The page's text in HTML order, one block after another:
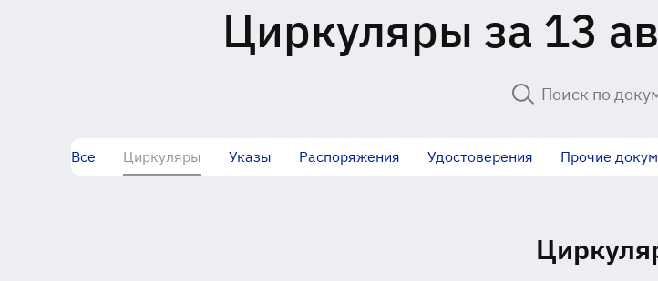
Циркуляры за 13
Все Циркуляры Указы Распоряжения Удостоверения Прочие